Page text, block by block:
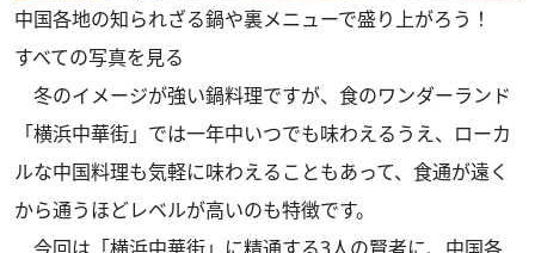
中国各地の知られざる鍋や裏メニューで盛り上がろう！
すべての写真を見る
冬のイメージが強い鍋料理ですが、食のワンダーランド
「横浜中華街」では一年中いつでも味わえるうえ、ローカ
ルな中国料理も気軽に味わえることもあって、食通が遠く
から通うほどレベルが高いのも特徴です。